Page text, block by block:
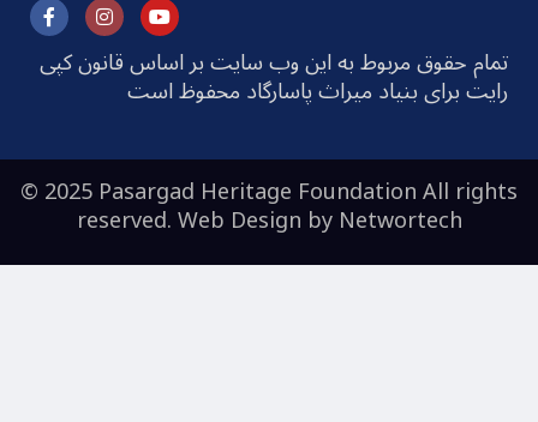
تمام حقوق مربوط به این وب سایت بر اساس قانون کپی
رایت برای بنیاد میراث پاسارگاد محفوظ است
© 2025 Pasargad Heritage Foundation All rights
reserved. Web Design byNetwortech